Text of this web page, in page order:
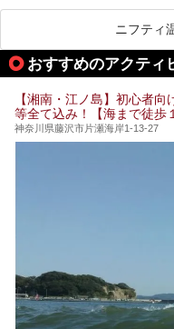
提供元：株式
【PR】
この記事はザ
が楽しめるま
そしてここは
して宿泊もで
加えて、朝6時
のお風呂が利
今回は日帰り
（以下、龍宮
蛸川温泉 龍宮
りお伝えしま
ここは箱根神
4つの神社に
提供元：株式
この記事は箱
ニフティ
おすすめのアクティ
【湘南・江ノ島】初心者
等全て込み！【海まで徒歩
神奈川県藤沢市片瀬海岸1-13-27